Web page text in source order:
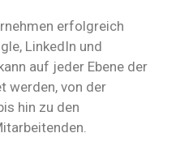
erfolgreich
LinkedIn und
auf jeder Ebene der
werden, von der
hin zu den